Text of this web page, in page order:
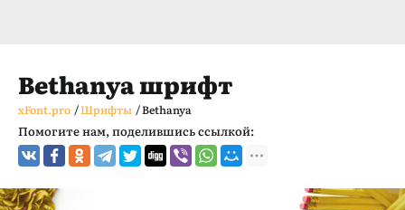
Bethanya шрифт
xFont.pro /Шрифты /Bethanya
Помогите нам, поделившись ссылкой: